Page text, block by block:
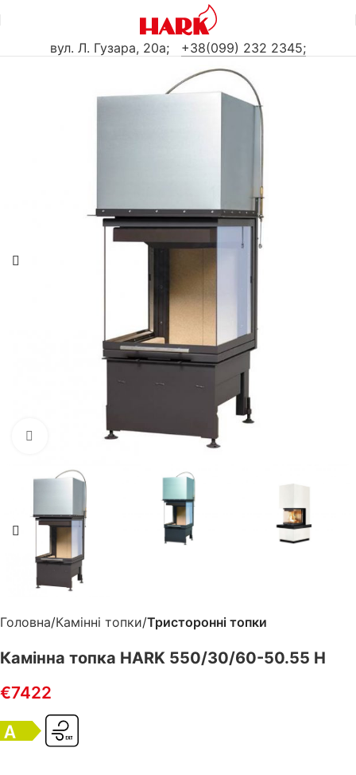
вул. Л. Гузара, 20а; +38(099) 232 2345;
Клацніть, щоб збільшити
Головна Камінні топки Тристоронні топки
Камінна топка HARK 550/30/60-50.55 H
€7422